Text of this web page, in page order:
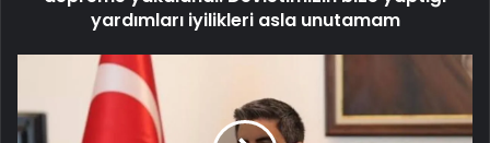
yardımları iyilikleri asla unutamam
Belediyesi'nde
usulsüz